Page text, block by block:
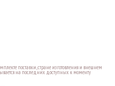
поставки, стране изготовления и внешнем
на последних доступных к моменту